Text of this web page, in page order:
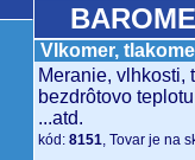
Vlkomer,
Meranie, vlhkosti,
bezdrôtovo
...atd.
kód: 8151, Tovar je na